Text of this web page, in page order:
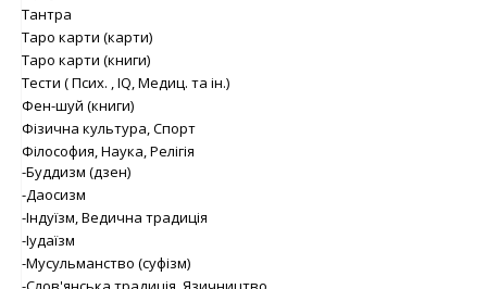
Тантра
Таро карти (карти)
Таро карти (книги)
Тести ( Псих. , IQ, Медиц. та ін.)
Фен-шуй (книги)
Фізична культура, Спорт
Філософия, Наука, Релігія
-Буддизм (дзен)
-Даосизм
-Індуїзм, Ведична традиція
-Іудаїзм
-Мусульманство (суфізм)